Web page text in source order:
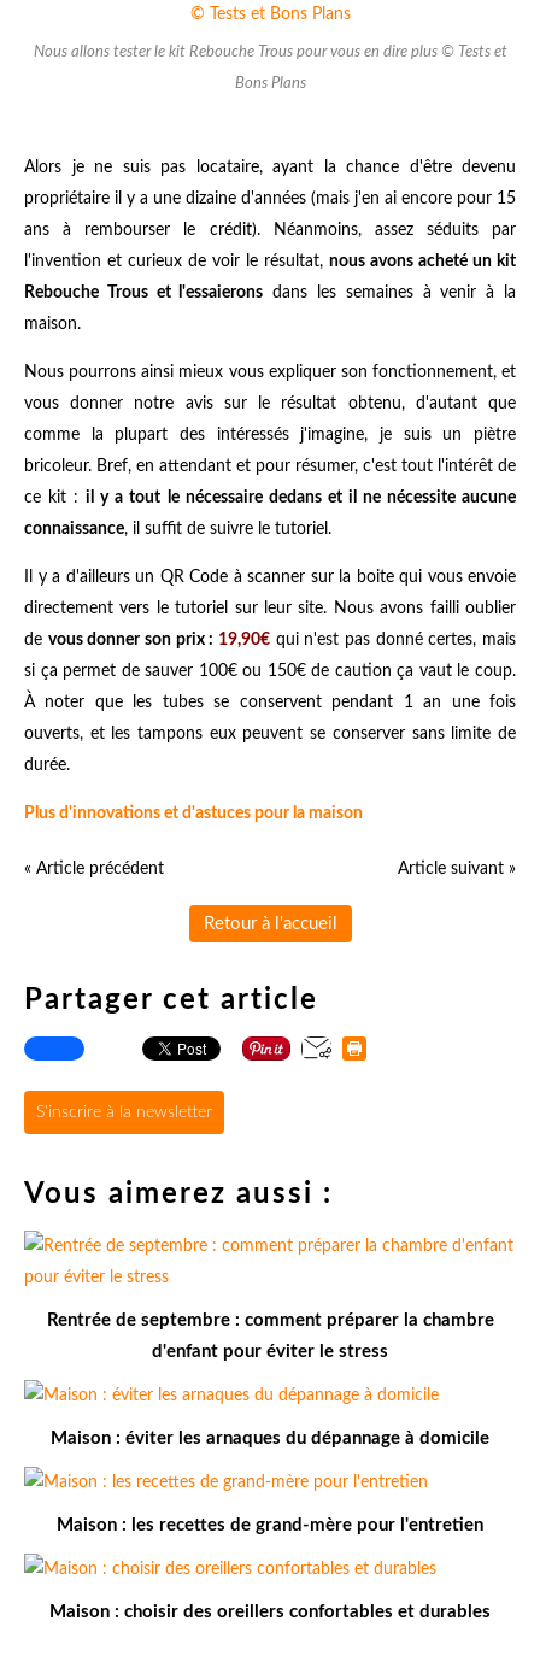
Nous allons tester le kit Rebouche Trous pour vous en dire plus © Tests et
Bons Plans
Alors je ne suis pas locataire, ayant la chance d'être devenu
propriétaire il y a une dizaine d'années (mais j'en ai encore pour 15
ans à rembourser le crédit). Néanmoins, assez séduits par
l'invention et curieux de voir le résultat, nous avons acheté un kit
Rebouche Trous et l'essaierons dans les semaines à venir à la
maison.
Nous pourrons ainsi mieux vous expliquer son fonctionnement, et
vous donner notre avis sur le résultat obtenu, d'autant que
comme la plupart des intéressés j'imagine, je suis un piètre
bricoleur. Bref, en attendant et pour résumer, c'est tout l'intérêt de
ce kit :il y a tout le nécessaire dedans et il ne nécessite aucune
connaissance, il suffit de suivre le tutoriel.
Il y a d'ailleurs un QR Code à scanner sur la boite qui vous envoie
directement vers le tutoriel sur leur site. Nous avons failli oublier
de vous donner son prix : 19,90€ qui n'est pas donné certes, mais
si ça permet de sauver 100€ ou 150€ de caution ça vaut le coup.
À noter que les tubes se conservent pendant 1 an une fois
ouverts, et les tampons eux peuvent se conserver sans limite de
durée.
Plus d'innovations et d'astuces pour la maison
« Article précédent Article suivant »
Retour à l'accueil
Partager cet article
S'inscrire à la newsletter
Vous aimerez aussi :
Rentrée de septembre : comment préparer la chambre
d'enfant pour éviter le stress
Maison : éviter les arnaques du dépannage à domicile
Maison : les recettes de grand-mère pour l'entretien
Maison : choisir des oreillers confortables et durables